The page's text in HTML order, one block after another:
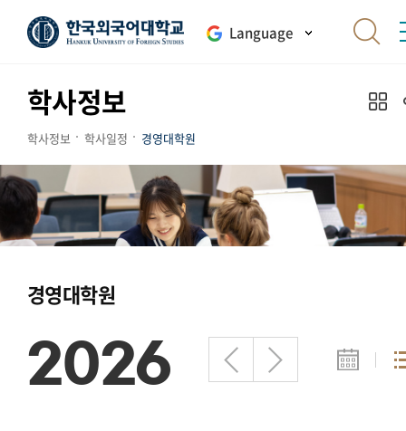
Language
학사정보
학사정보 학사일정 경영대학원
경영대학원
2026